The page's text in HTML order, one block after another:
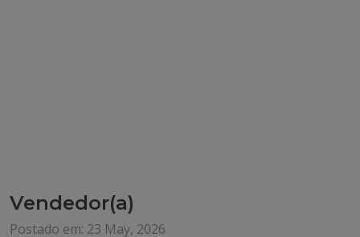
Vendedor(a)
Postado em: 23 May, 2026